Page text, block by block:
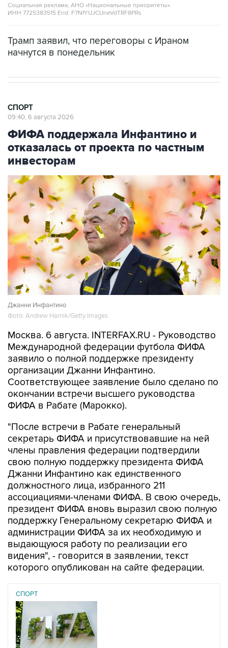
Социальная реклама, АНО «Национальные приоритеты».
ИНН 7725383515 Erid: F7NfYUJCUneVdTRF8PRs
Трамп заявил, что переговоры с Ираном
начнутся в понедельник
СПОРТ
09:40, 6 августа 2026
ФИФА поддержала Инфантино и
отказалась от проекта по частным
инвесторам
Джанни Инфантино
Фото: Andrew Harnik/Getty Images
Москва. 6 августа. INTERFAX.RU - Руководство
Международной федерации футбола ФИФА
заявило о полной поддержке президенту
организации Джанни Инфантино.
Соответствующее заявление было сделано по
окончании встречи высшего руководства
ФИФА в Рабате (Марокко).
"После встречи в Рабате генеральный
секретарь ФИФА и присутствовавшие на ней
члены правления федерации подтвердили
свою полную поддержку президента ФИФА
Джанни Инфантино как единственного
должностного лица, избранного 211
ассоциациями-членами ФИФА. В свою очередь,
президент ФИФА вновь выразил свою полную
поддержку Генеральному секретарю ФИФА и
администрации ФИФА за их необходимую и
выдающуюся работу по реализации его
видения", - говорится в заявлении, текст
которого опубликован на сайте федерации.
СПОРТ